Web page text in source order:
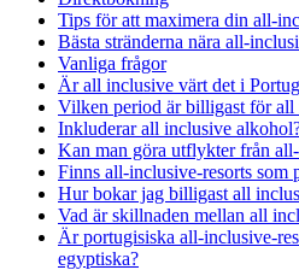
Tips för att maximera din all-
Bästa stränderna nära all-
Vanliga frågor
Är all inclusive värt det i
Vilken period är billigast för all
Inkluderar all inclusive
Kan man göra utflykter från
Finns all-inclusive-resorts som
Hur bokar jag billigast all
Vad är skillnaden mellan all
Är portugisiska all-inclusive-
egyptiska?